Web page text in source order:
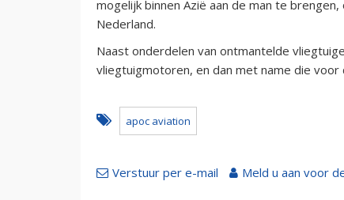
mogelijk binnen Azië aan de man te
Nederland.
Naast onderdelen van ontmantelde
vliegtuigmotoren, en dan met name die
apoc aviation
Verstuur per e-mail Meld u aan voor